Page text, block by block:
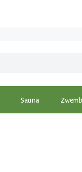
Sauna